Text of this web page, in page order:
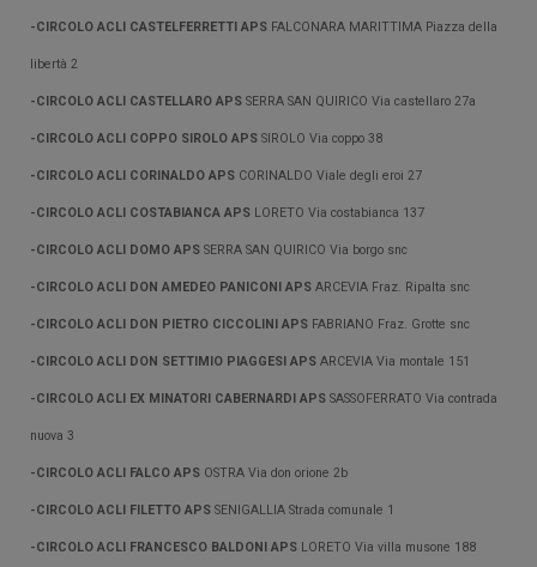
-CIRCOLO ACLI CASTELFERRETTI APS FALCONARA MARITTIMA Piazza della
libertà 2
-CIRCOLO ACLI CASTELLARO APS SERRA SAN QUIRICO Via castellaro 27a
-CIRCOLO ACLI COPPO SIROLO APS SIROLO Via coppo 38
-CIRCOLO ACLI CORINALDO APS CORINALDO Viale degli eroi 27
-CIRCOLO ACLI COSTABIANCA APS LORETO Via costabianca 137
-CIRCOLO ACLI DOMO APS SERRA SAN QUIRICO Via borgo snc
-CIRCOLO ACLI DON AMEDEO PANICONI APS ARCEVIA Fraz. Ripalta snc
-CIRCOLO ACLI DON PIETRO CICCOLINI APS FABRIANO Fraz. Grotte snc
-CIRCOLO ACLI DON SETTIMIO PIAGGESI APS ARCEVIA Via montale 151
-CIRCOLO ACLI EX MINATORI CABERNARDI APS SASSOFERRATO Via contrada
nuova 3
-CIRCOLO ACLI FALCO APS OSTRA Via don orione 2b
-CIRCOLO ACLI FILETTO APS SENIGALLIA Strada comunale 1
-CIRCOLO ACLI FRANCESCO BALDONI APS LORETO Via villa musone 188